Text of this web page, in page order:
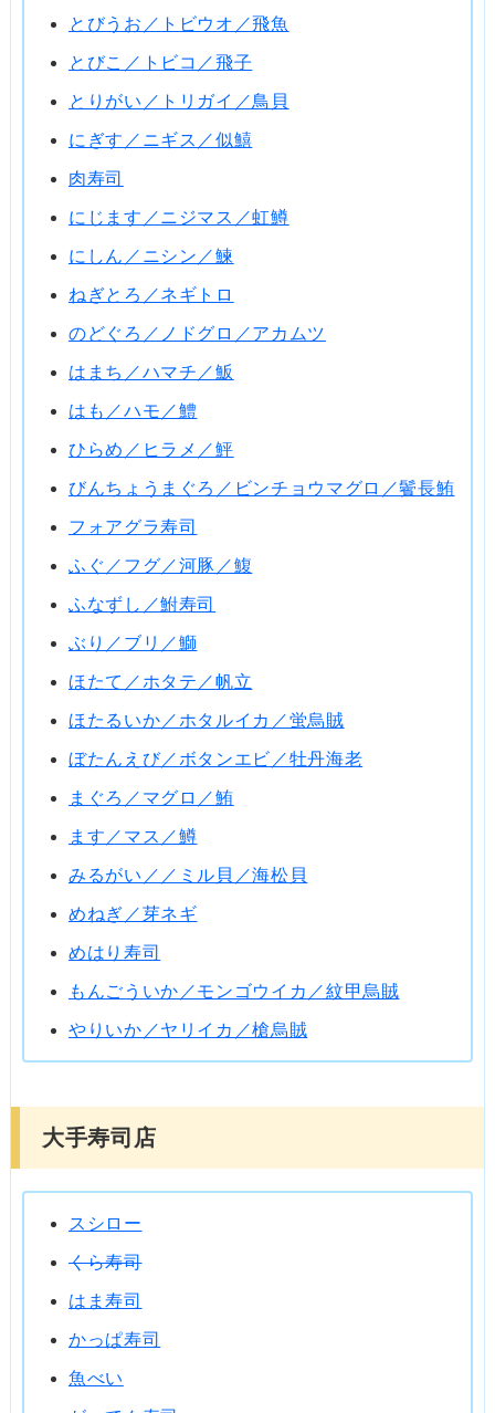
とびうお／トビウオ／飛魚
とびこ／トビコ／飛子
とりがい／トリガイ／鳥貝
にぎす／ニギス／似鱚
肉寿司
にじます／ニジマス／虹鱒
にしん／ニシン／鰊
ねぎとろ／ネギトロ
のどぐろ／ノドグロ／アカムツ
はまち／ハマチ／魬
はも／ハモ／鱧
ひらめ／ヒラメ／鮃
びんちょうまぐろ／ビンチョウマグロ／鬢長鮪
フォアグラ寿司
ふぐ／フグ／河豚／鰒
ふなずし／鮒寿司
ぶり／ブリ／鰤
ほたて／ホタテ／帆立
ほたるいか／ホタルイカ／蛍烏賊
ぼたんえび／ボタンエビ／牡丹海老
まぐろ／マグロ／鮪
ます／マス／鱒
みるがい／／ミル貝／海松貝
めねぎ／芽ネギ
めはり寿司
もんごういか／モンゴウイカ／紋甲烏賊
やりいか／ヤリイカ／槍烏賊
大手寿司店
スシロー
くら寿司
はま寿司
かっぱ寿司
魚べい